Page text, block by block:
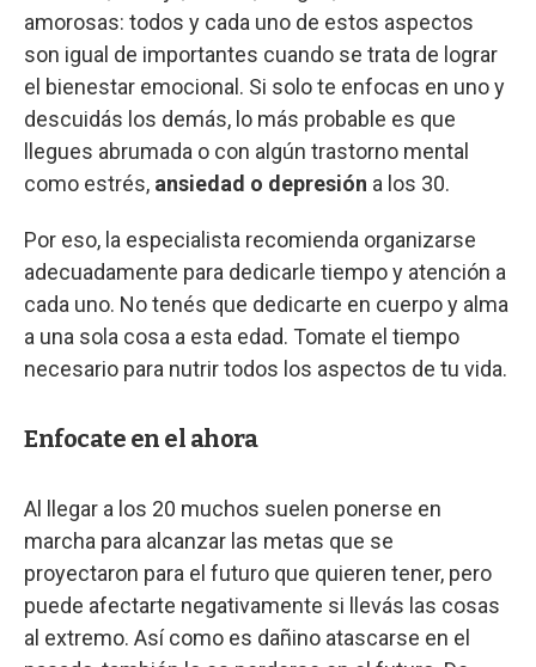
amorosas: todos y cada uno de estos aspectos
son igual de importantes cuando se trata de lograr
el bienestar emocional. Si solo te enfocas en uno y
descuidás los demás, lo más probable es que
llegues abrumada o con algún trastorno mental
como estrés, ansiedad o depresión a los 30.
Por eso, la especialista recomienda organizarse
adecuadamente para dedicarle tiempo y atención a
cada uno. No tenés que dedicarte en cuerpo y alma
a una sola cosa a esta edad. Tomate el tiempo
necesario para nutrir todos los aspectos de tu vida.
Enfocate en el ahora
Al llegar a los 20 muchos suelen ponerse en
marcha para alcanzar las metas que se
proyectaron para el futuro que quieren tener, pero
puede afectarte negativamente si llevás las cosas
al extremo. Así como es dañino atascarse en el